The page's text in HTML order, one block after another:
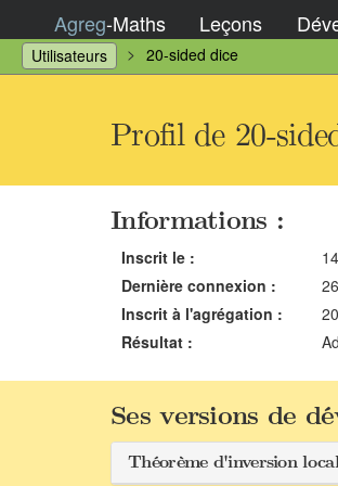
Agreg-Maths Leçons
Utilisateurs 20-sided dice
Profil de 20-
Informations :
Inscrit le :
Dernière connexion :
Inscrit à l'agrégation :
Résultat :
Ses versions de
Théorème d'inversion